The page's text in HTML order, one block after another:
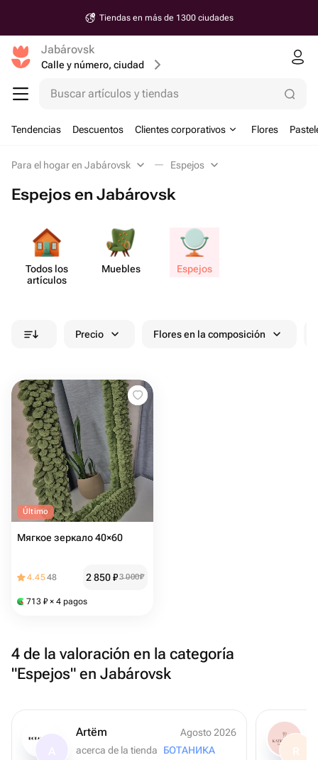
Tiendas en más de 1300 ciudades
Jabárovsk
Calle y número, ciudad
Buscar artículos y tiendas
Tendencias Descuentos Clientes corporativos Flores
Para el hogar en Jabárovsk Espejos
Espejos en Jabárovsk
Todos los
artículos
Muebles Espejos
Precio Flores en la composición
Último
Мягкое зеркало 40×60
4.4548 2 850₽3 000₽
713 ₽ × 4 pagos
4 de la valoración en la categoría
"Espejos" en Jabárovsk
Artëm
Agosto 2026
acerca de la tienda
БОТАНИКА R